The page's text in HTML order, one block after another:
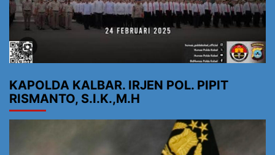
KAPOLDA KALBAR. IRJEN POL. PIPIT
RISMANTO, S.I.K.,M.H